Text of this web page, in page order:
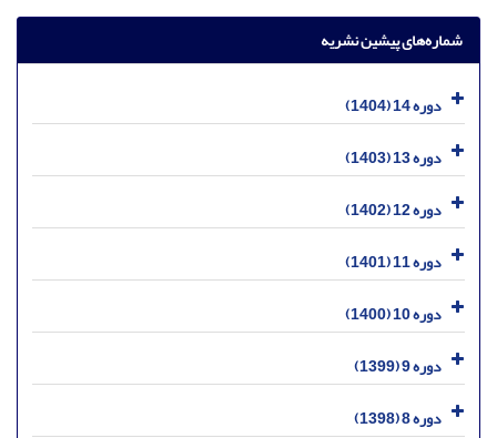
شماره‌های پیشین نشریه
دوره 14 (1404)
دوره 13 (1403)
دوره 12 (1402)
دوره 11 (1401)
دوره 10 (1400)
دوره 9 (1399)
دوره 8 (1398)